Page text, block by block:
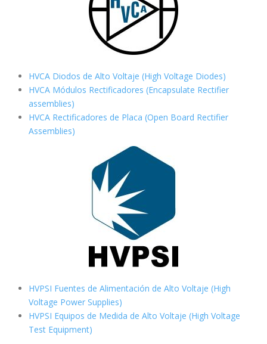
HVCA Diodos de Alto Voltaje (High Voltage Diodes)
HVCA Módulos Rectificadores (Encapsulate Rectifier
assemblies)
HVCA Rectificadores de Placa (Open Board Rectifier
Assemblies)
HVPSI Fuentes de Alimentación de Alto Voltaje (High
Voltage Power Supplies)
HVPSI Equipos de Medida de Alto Voltaje (High Voltage
Test Equipment)